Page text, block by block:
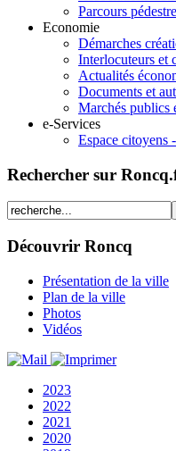
Parcours
Economie
Démarches
Interlocuteurs et
Actualités
Documents et
Marchés publics
e-Services
Espace citoyens
Rechercher sur
Découvrir Roncq
Présentation de la ville
Plan de la ville
Photos
Vidéos
2023
2022
2021
2020